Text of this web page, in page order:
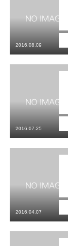
2016.08.09
2016.07.25
2016.04.07